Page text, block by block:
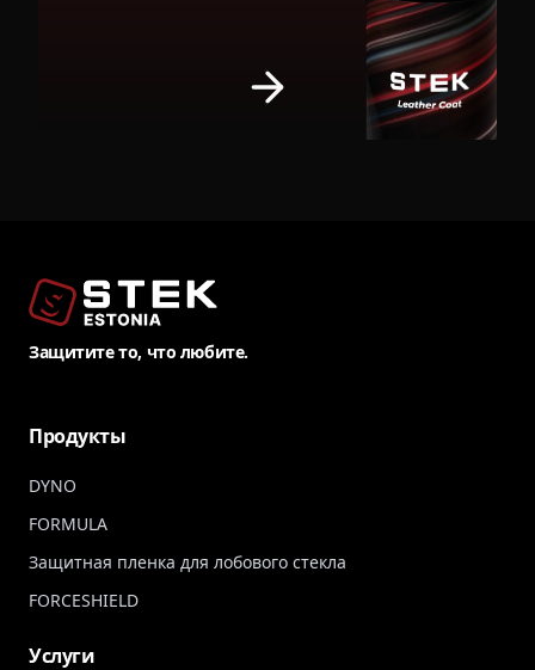
Защитите то, что любите.
Продукты
DYNO
FORMULA
Защитная пленка для лобового стекла
FORCESHIELD
Услуги